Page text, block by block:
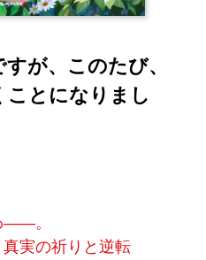
が、このたび、
ことになりまし
――。
実の祈りと逆転